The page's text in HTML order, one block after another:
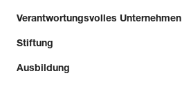
Verantwortungsvolles Unternehmen
Stiftung
Ausbildung